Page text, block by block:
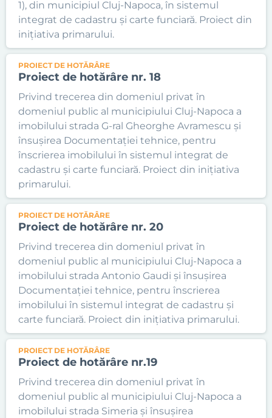
1), din municipiul Cluj-Napoca, în sistemul
integrat de cadastru și carte funciară. Proiect din
inițiativa primarului.
PROIECT DE HOTĂRÂRE
Proiect de hotărâre nr. 18
Privind trecerea din domeniul privat în
domeniul public al municipiului Cluj-Napoca a
imobilului strada G-ral Gheorghe Avramescu și
însușirea Documentației tehnice, pentru
înscrierea imobilului în sistemul integrat de
cadastru și carte funciară. Proiect din inițiativa
primarului.
PROIECT DE HOTĂRÂRE
Proiect de hotărâre nr. 20
Privind trecerea din domeniul privat în
domeniul public al municipiului Cluj-Napoca a
imobilului strada Antonio Gaudi și însușirea
Documentației tehnice, pentru înscrierea
imobilului în sistemul integrat de cadastru și
carte funciară. Proiect din inițiativa primarului.
PROIECT DE HOTĂRÂRE
Proiect de hotărâre nr.19
Privind trecerea din domeniul privat în
domeniul public al municipiului Cluj-Napoca a
imobilului strada Simeria și însușirea